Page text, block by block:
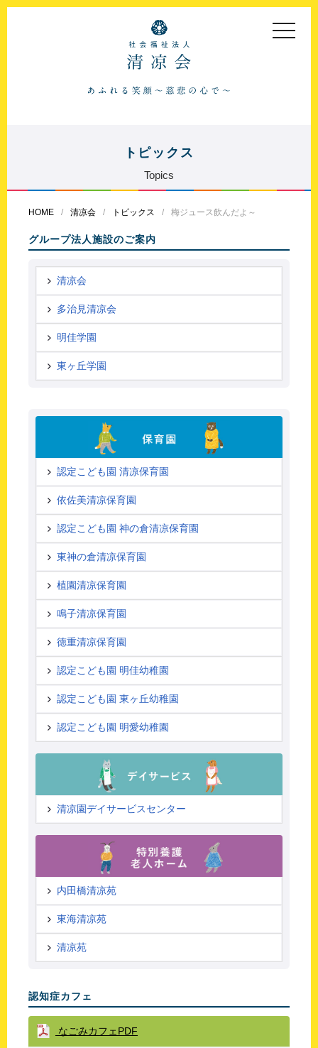
toggle
トピックス
Topics
HOME 清凉会 トピックス 梅ジュース飲んだよ～
グループ法人施設のご案内
清凉会
多治見清凉会
明佳学園
東ヶ丘学園
認定こども園 清凉保育園
依佐美清凉保育園
認定こども園 神の倉清凉保育園
東神の倉清凉保育園
植園清凉保育園
鳴子清凉保育園
徳重清凉保育園
認定こども園 明佳幼稚園
認定こども園 東ヶ丘幼稚園
認定こども園 明愛幼稚園
清凉園デイサービスセンター
内田橋清凉苑
東海清凉苑
清凉苑
認知症カフェ
なごみカフェPDF